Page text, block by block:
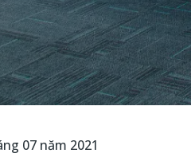
07 năm 2021